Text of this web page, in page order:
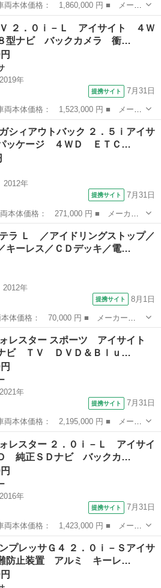
ヴォーグ ■ グレード名： ＧＴ－
クカメラ ナビ ＴＶ クリアラン
Ｖ ２．０ｉ－Ｌ アイサイト ４Ｗ
型ナビ バックカメラ 衝…
2019年
提携サイト 7月31日
Ｖ ■ グレード名： ２．０ｉ－
型ナビ バックカメラ 衝突被害軽
ッサ
シィアウトバック ２．５ｉアイサ
ッケージ ４ＷＤ ＥＴＣ…
2012年
提携サイト 7月31日
シィアウトバック ■ グレード
パッケージ ４ＷＤ ＥＴＣ バック
ラ Ｌ ／アイドリングストップ／
キーレス／ＣＤデッキ／電…
2012年
提携サイト 8月1日
テラ ■ グレード名： Ｌ ／アイド
ーレス／ＣＤデッキ／電格ミラー／タ
レスター スポーツ アイサイト
ビ ＴＶ ＤＶＤ＆Ｂｌｕ…
2021年
提携サイト 7月31日
ォレスター ■ グレード名： スポ
ビ ＴＶ ＤＶＤ＆Ｂｌｕ－ｒａｙ再
レスター ２．０ｉ－Ｌ アイサイ
純正ＳＤナビ バックカ…
2016年
提携サイト 7月31日
ォレスター ■ グレード名： ２．
純正ＳＤナビ バックカメラ レー
ター
プレッサＧ４ ２．０ｉ－Ｓアイサ
防止装置 アルミ キーレ…